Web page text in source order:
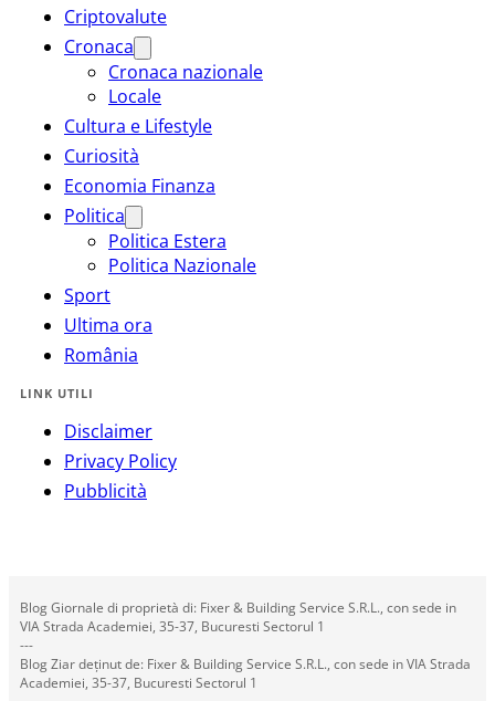
Criptovalute
Cronaca
Cronaca nazionale
Locale
Cultura e Lifestyle
Curiosità
Economia Finanza
Politica
Politica Estera
Politica Nazionale
Sport
Ultima ora
România
LINK UTILI
Disclaimer
Privacy Policy
Pubblicità
Blog Giornale di proprietà di: Fixer & Building Service S.R.L., con sede in
VIA Strada Academiei, 35-37, Bucuresti Sectorul 1
---
Blog Ziar deținut de: Fixer & Building Service S.R.L., con sede in VIA Strada
Academiei, 35-37, Bucuresti Sectorul 1